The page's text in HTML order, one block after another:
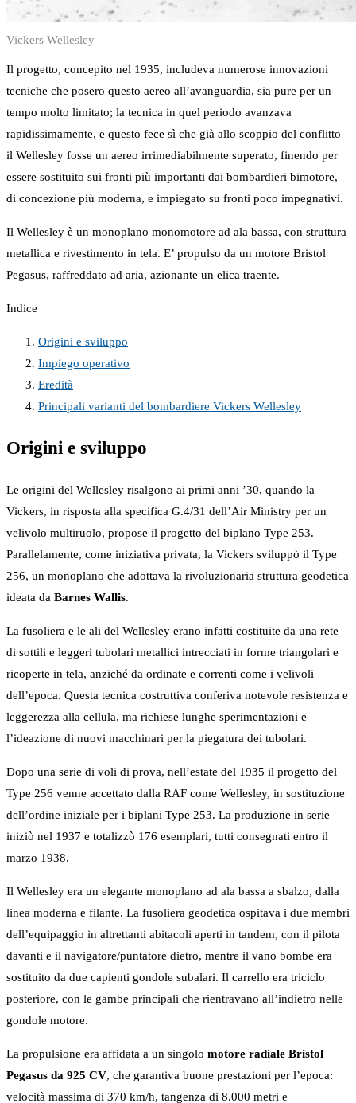
Vickers Wellesley
Il progetto, concepito nel 1935, includeva numerose innovazioni
tecniche che posero questo aereo all’avanguardia, sia pure per un
tempo molto limitato; la tecnica in quel periodo avanzava
rapidissimamente, e questo fece sì che già allo scoppio del conflitto
il Wellesley fosse un aereo irrimediabilmente superato, finendo per
essere sostituito sui fronti più importanti dai bombardieri bimotore,
di concezione più moderna, e impiegato su fronti poco impegnativi.
Il Wellesley è un monoplano monomotore ad ala bassa, con struttura
metallica e rivestimento in tela. E’ propulso da un motore Bristol
Pegasus, raffreddato ad aria, azionante un elica traente.
Indice
Origini e sviluppo
Impiego operativo
Eredità
Principali varianti del bombardiere Vickers Wellesley
Origini e sviluppo
Le origini del Wellesley risalgono ai primi anni ’30, quando la
Vickers, in risposta alla specifica G.4/31 dell’Air Ministry per un
velivolo multiruolo, propose il progetto del biplano Type 253.
Parallelamente, come iniziativa privata, la Vickers sviluppò il Type
256, un monoplano che adottava la rivoluzionaria struttura geodetica
ideata da Barnes Wallis.
La fusoliera e le ali del Wellesley erano infatti costituite da una rete
di sottili e leggeri tubolari metallici intrecciati in forme triangolari e
ricoperte in tela, anziché da ordinate e correnti come i velivoli
dell’epoca. Questa tecnica costruttiva conferiva notevole resistenza e
leggerezza alla cellula, ma richiese lunghe sperimentazioni e
l’ideazione di nuovi macchinari per la piegatura dei tubolari.
Dopo una serie di voli di prova, nell’estate del 1935 il progetto del
Type 256 venne accettato dalla RAF come Wellesley, in sostituzione
dell’ordine iniziale per i biplani Type 253. La produzione in serie
iniziò nel 1937 e totalizzò 176 esemplari, tutti consegnati entro il
marzo 1938.
Il Wellesley era un elegante monoplano ad ala bassa a sbalzo, dalla
linea moderna e filante. La fusoliera geodetica ospitava i due membri
dell’equipaggio in altrettanti abitacoli aperti in tandem, con il pilota
davanti e il navigatore/puntatore dietro, mentre il vano bombe era
sostituito da due capienti gondole subalari. Il carrello era triciclo
posteriore, con le gambe principali che rientravano all’indietro nelle
gondole motore.
La propulsione era affidata a un singolo motore radiale Bristol
Pegasus da 925 CV, che garantiva buone prestazioni per l’epoca:
velocità massima di 370 km/h, tangenza di 8.000 metri e